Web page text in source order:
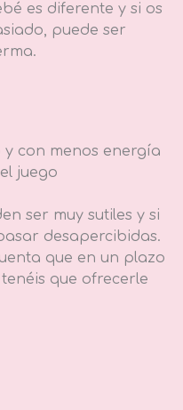
es diferente y si os
puede ser
y con menos energía
juego
ser muy sutiles y si
desapercibidas.
que en un plazo
tenéis que ofrecerle